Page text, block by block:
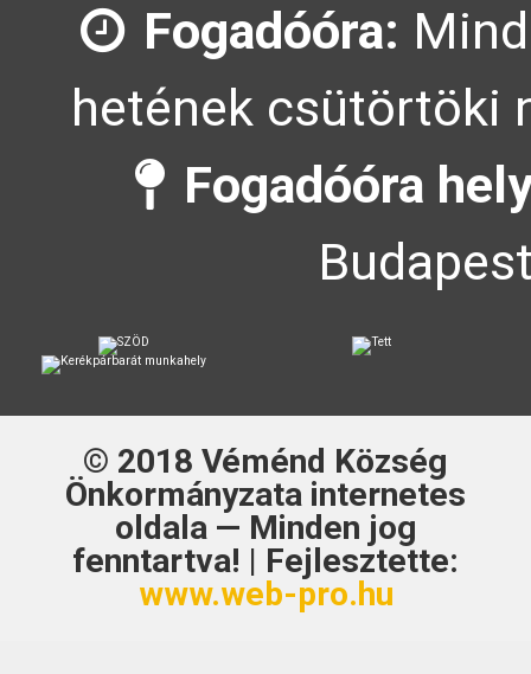
Fogadóóra:
hetének csütörtöki
Fogadóóra
© 2018 Véménd Község
Önkormányzata internetes
oldala — Minden jog
fenntartva! | Fejlesztette:
www.web-pro.hu